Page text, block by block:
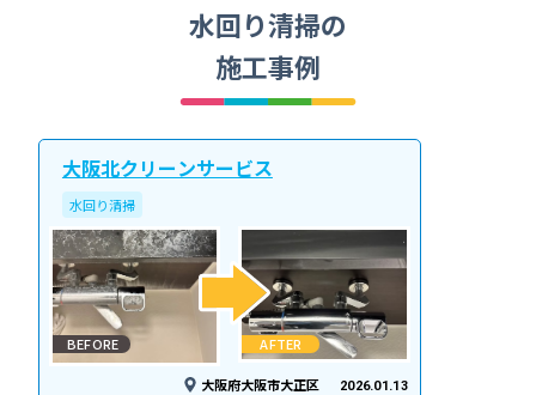
水回り清掃の
施工事例
大阪北クリーンサービス
水回り清掃
BEFORE AFTER
大阪府大阪市大正区 2026.01.13